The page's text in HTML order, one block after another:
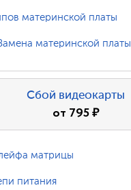
материнской платы
материнской платы
Сбой видеокарты
от 795₽
матрицы
питания